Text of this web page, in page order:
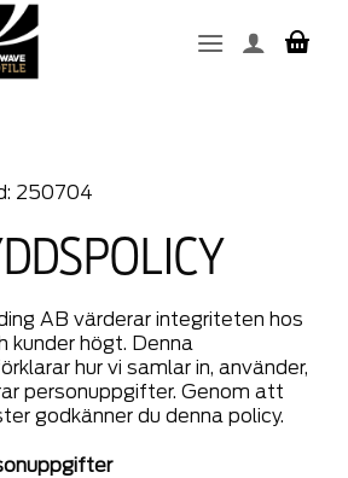
250704
AB värderar integriteten hos
kunder högt. Denna
hur vi samlar in, använder,
personuppgifter. Genom att
godkänner du denna policy.